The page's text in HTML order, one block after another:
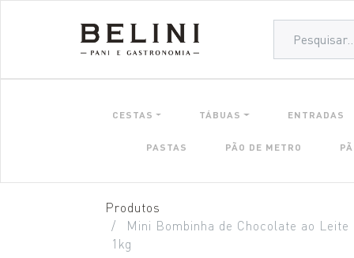
CESTAS TÁBUAS ENTRADAS
PASTAS PÃO DE METRO
Produtos
Mini Bombinha de Chocolate ao Leite
1kg